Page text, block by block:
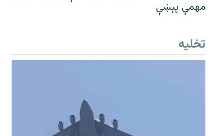
مهمې پېښې
تخلیه